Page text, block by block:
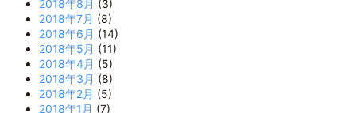
2018年8月 (3)
2018年7月 (8)
2018年6月 (14)
2018年5月 (11)
2018年4月 (5)
2018年3月 (8)
2018年2月 (5)
2018年1月 (7)